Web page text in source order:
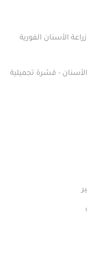
الأسنان الفورية
- قشرة تجميلية